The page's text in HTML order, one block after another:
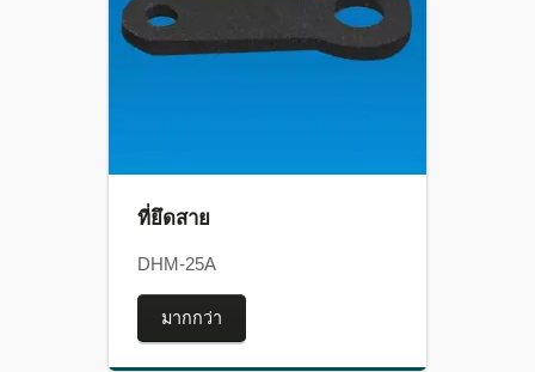
ที่ยึดสาย
DHM-25A
มากกว่า